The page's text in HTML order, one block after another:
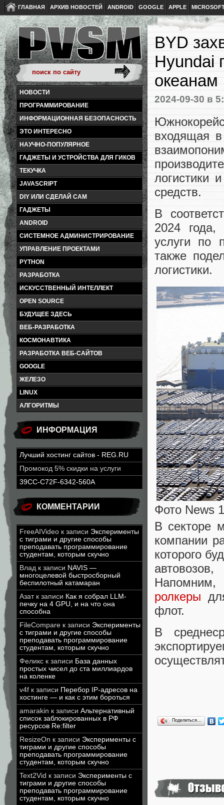
ГЛАВНАЯ АРХИВ НОВОСТЕЙ ANDROID GOOGLE APPLE
НОВОСТИ
ПРОГРАММИРОВАНИЕ
ИНФОРМАЦИОННАЯ БЕЗОПАСНОСТЬ
ЭТО ИНТЕРЕСНО
НАУЧНО-ПОПУЛЯРНОЕ
ГАДЖЕТЫ И УСТРОЙСТВА ДЛЯ ГИКОВ
ТЕКУЧКА
JAVASCRIPT
DIY ИЛИ СДЕЛАЙ САМ
ГАДЖЕТЫ
ANDROID
СИСТЕМНОЕ АДМИНИСТРИРОВАНИЕ
УПРАВЛЕНИЕ ПРОЕКТАМИ
PYTHON
РАЗРАБОТКА
ИСКУССТВЕННЫЙ ИНТЕЛЛЕКТ
OPEN SOURCE
БУДУЩЕЕ ЗДЕСЬ
ВЕБ-РАЗРАБОТКА
КОСМОНАВТИКА
РАЗРАБОТКА ВЕБ-САЙТОВ
GOOGLE
ЖЕЛЕЗО
LINUX
АЛГОРИТМЫ
ИНФОРМАЦИЯ
Лучший хостинг сайтов - REG.RU
Промокод 5% скидки на услуги
39CC-C72F-6342-560A
КОММЕНТАРИИ
FreeAIVideo к записи Эксперименты
с тиграми и другие способы
преподавать программирование
студентам, которым скучно
Влад к записи NAVIS —
многоцелевой быстросборный
беспилотный катамаран
Азатк записи Как я собрал LLM-
печку на 4 GPU, и на что она
способна
FileCompare к записи Эксперименты
с тиграми и другие способы
преподавать программирование
студентам, которым скучно
Феликс к записи База данных
простых чисел до ста миллиардов
на коленке
v4f к записи Перебор IP-адресов на
хостинге — и как с этим бороться
amarakin к записи Альтернативный
список заблокированных в РФ
ресурсов Re:filter
ResizeOn к записи Эксперименты с
тиграми и другие способы
преподавать программирование
студентам, которым скучно
Text2Vid к записи Эксперименты с
тиграми и другие способы
преподавать программирование
студентам, которым скучно
BYD
Hyundai
океанам
2024-09-30 в
входящая
логистики
средств.
В
2024 года,
услуги по
также
логистики.
Фото News
В секторе
компании
которого
Напомним,
ролкеры
флот.
В
Поделиться…